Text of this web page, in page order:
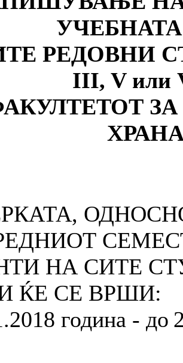
РЕДОВНИ
III, V или
НА СИТЕ
ЌЕ СЕ ВРШИ:
година - до